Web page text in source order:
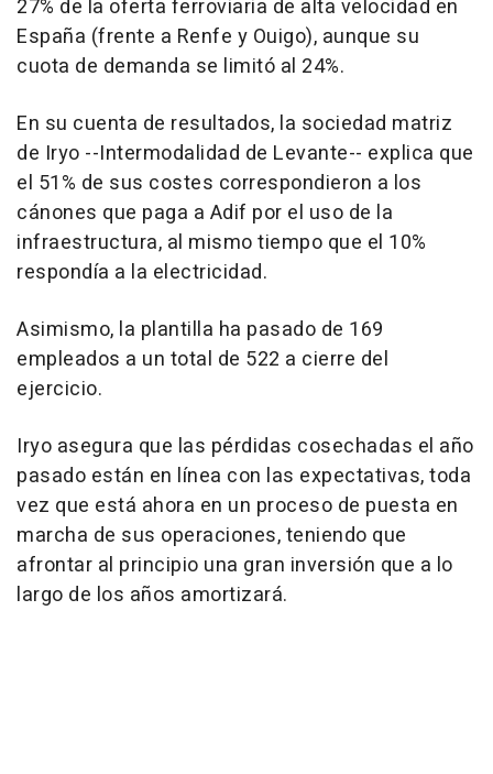
27% de la oferta ferroviaria de alta velocidad en
España (frente a Renfe y Ouigo), aunque su
cuota de demanda se limitó al 24%.
En su cuenta de resultados, la sociedad matriz
de Iryo --Intermodalidad de Levante-- explica que
el 51% de sus costes correspondieron a los
cánones que paga a Adif por el uso de la
infraestructura, al mismo tiempo que el 10%
respondía a la electricidad.
Asimismo, la plantilla ha pasado de 169
empleados a un total de 522 a cierre del
ejercicio.
Iryo asegura que las pérdidas cosechadas el año
pasado están en línea con las expectativas, toda
vez que está ahora en un proceso de puesta en
marcha de sus operaciones, teniendo que
afrontar al principio una gran inversión que a lo
largo de los años amortizará.